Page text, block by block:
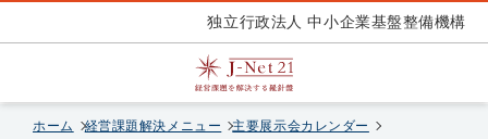
独立行政法人 中小企業基盤整備機構
ホーム 経営課題解決メニュー
主要展示会カレンダー